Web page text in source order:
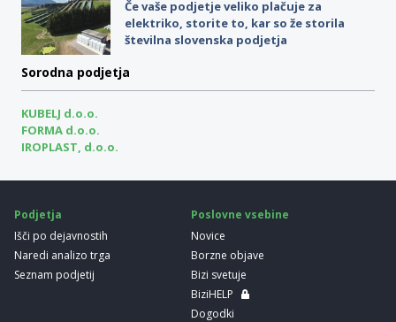
Če vaše podjetje veliko plačuje za
elektriko, storite to, kar so že storila
številna slovenska podjetja
Sorodna podjetja
KUBELJ d.o.o.
FORMA d.o.o.
IROPLAST, d.o.o.
Podjetja
Išči po dejavnostih
Naredi analizo trga
Seznam podjetij
Poslovne vsebine
Novice
Borzne objave
Bizi svetuje
BiziHELP
Dogodki